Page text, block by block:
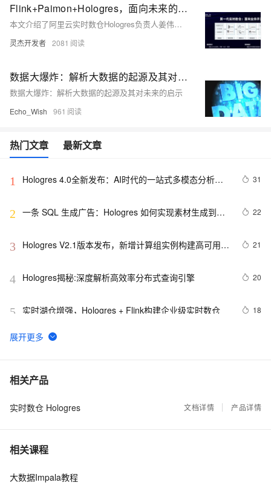
Flink+Paimon+Hologres，面向未来的一体化实时湖仓平台架构设计
本文介绍了阿里云实时数仓Hologres负责人姜伟华在Flink Forward Asia 2024上的分享，涵盖实时数仓的发展历程、从实时数仓到实时湖仓的演进，以及总结。文章通过三代实时数仓架构的演变，详细解析了Lambda架构、Kafka实时数仓分层+OLAP、Hologres实时数仓分层复用等方案，并探讨了未来从实时数仓到实时湖仓的演进方向。最后，结合实际案例和Demo展示了Hologres + Flink + Paimon在实时湖仓中的应用，帮助用户根据业务需求选择合适的方案。
灵杰开发者 2081
数据大爆炸：解析大数据的起源及其对未来的启示
数据大爆炸：解析大数据的起源及其对未来的启示
Echo_Wish 961
热门文章 最新文章
1
Hologres 4.0全新发布：AI时代的一站式多模态分析平
31
2 一条 SQL 生成广告：Hologres 如何实现素材生成到投
22
3
Hologres V2.1版本发布，新增计算组实例构建高可用实
21
4 Hologres揭秘:深度解析高效率分布式查询引擎 20
5 实时湖仓增强，Hologres + Flink构建企业级实时数仓 18
6
10亿+/秒！看阿里如何搞定实时数仓高吞吐实时写入与
7 技术原理，Hologres Binlog技术原理揭秘
8 Hologres RoaringBitmap实践，千亿级画像数据秒级分
16
9
10飞书深诺基于Flink+Hudi+Hologres的实时数据湖建设实
相关产品
实时数仓 Hologres 文档详情 产品详情
相关课程
大数据Impala教程